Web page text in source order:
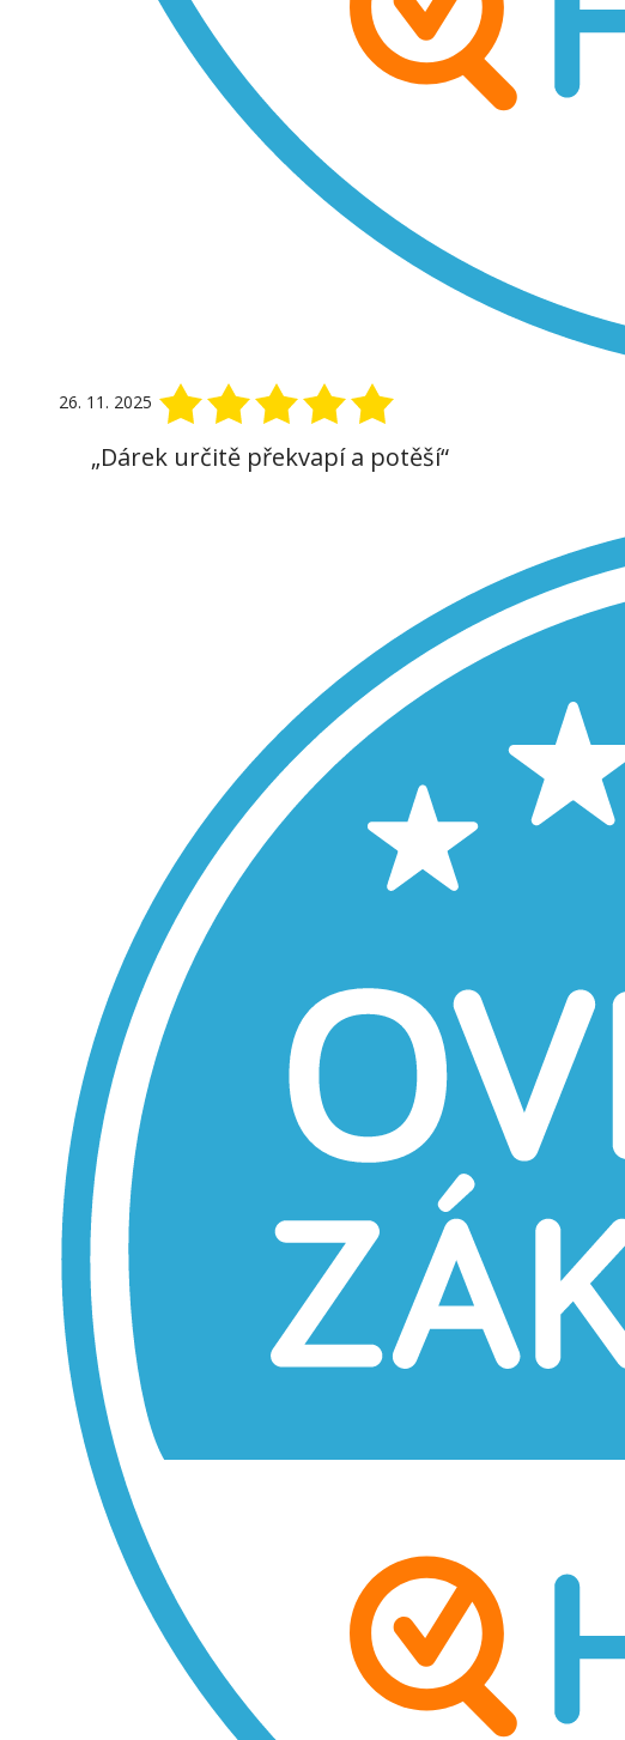
26. 11. 2025
„Dárek určitě překvapí a potěší“